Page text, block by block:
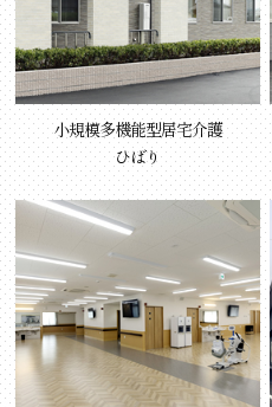
小規模多機能型居宅介護
ひばり